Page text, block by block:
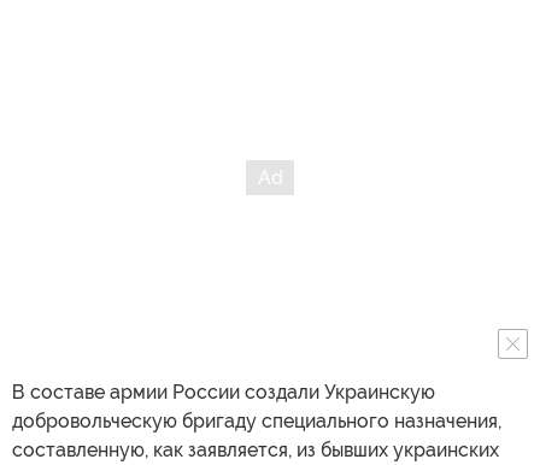
В составе армии России создали Украинскую
добровольческую бригаду специального назначения,
составленную, как заявляется, из бывших украинских